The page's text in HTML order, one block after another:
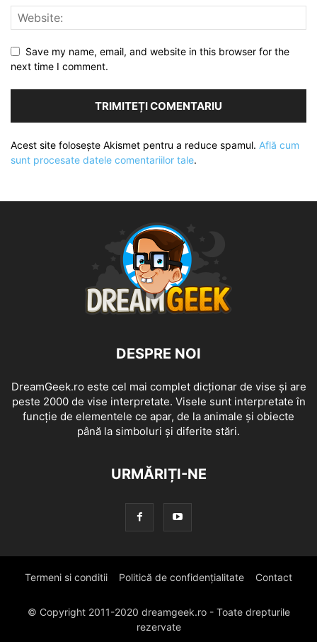
Save my name, email, and website in this browser for the
next time I comment.
Acest site folosește Akismet pentru a reduce spamul. Află cum
sunt procesate datele comentariilor tale.
DESPRE NOI
DreamGeek.ro este cel mai complet dicționar de vise și are
peste 2000 de vise interpretate. Visele sunt interpretate în
funcție de elementele ce apar, de la animale și obiecte
până la simboluri și diferite stări.
URMĂRIȚI-NE
Termeni si conditii Politică de confidențialitate Contact
© Copyright 2011-2020 dreamgeek.ro - Toate drepturile
rezervate